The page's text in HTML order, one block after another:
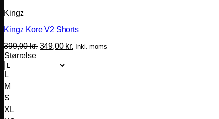
Kingz
Kingz Kore V2 Shorts
399,00kr. Den
pris
var:
349,00 kr. Den
Inkl. moms
Størrelse
L
M
S
XL